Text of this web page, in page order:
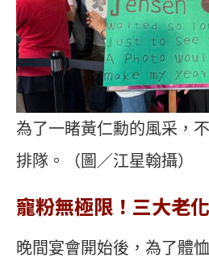
為了一睹黃仁勳的風采，
排隊。（圖／江星翰攝）
寵粉無極限！三大老
晚間宴會開始後，為了體